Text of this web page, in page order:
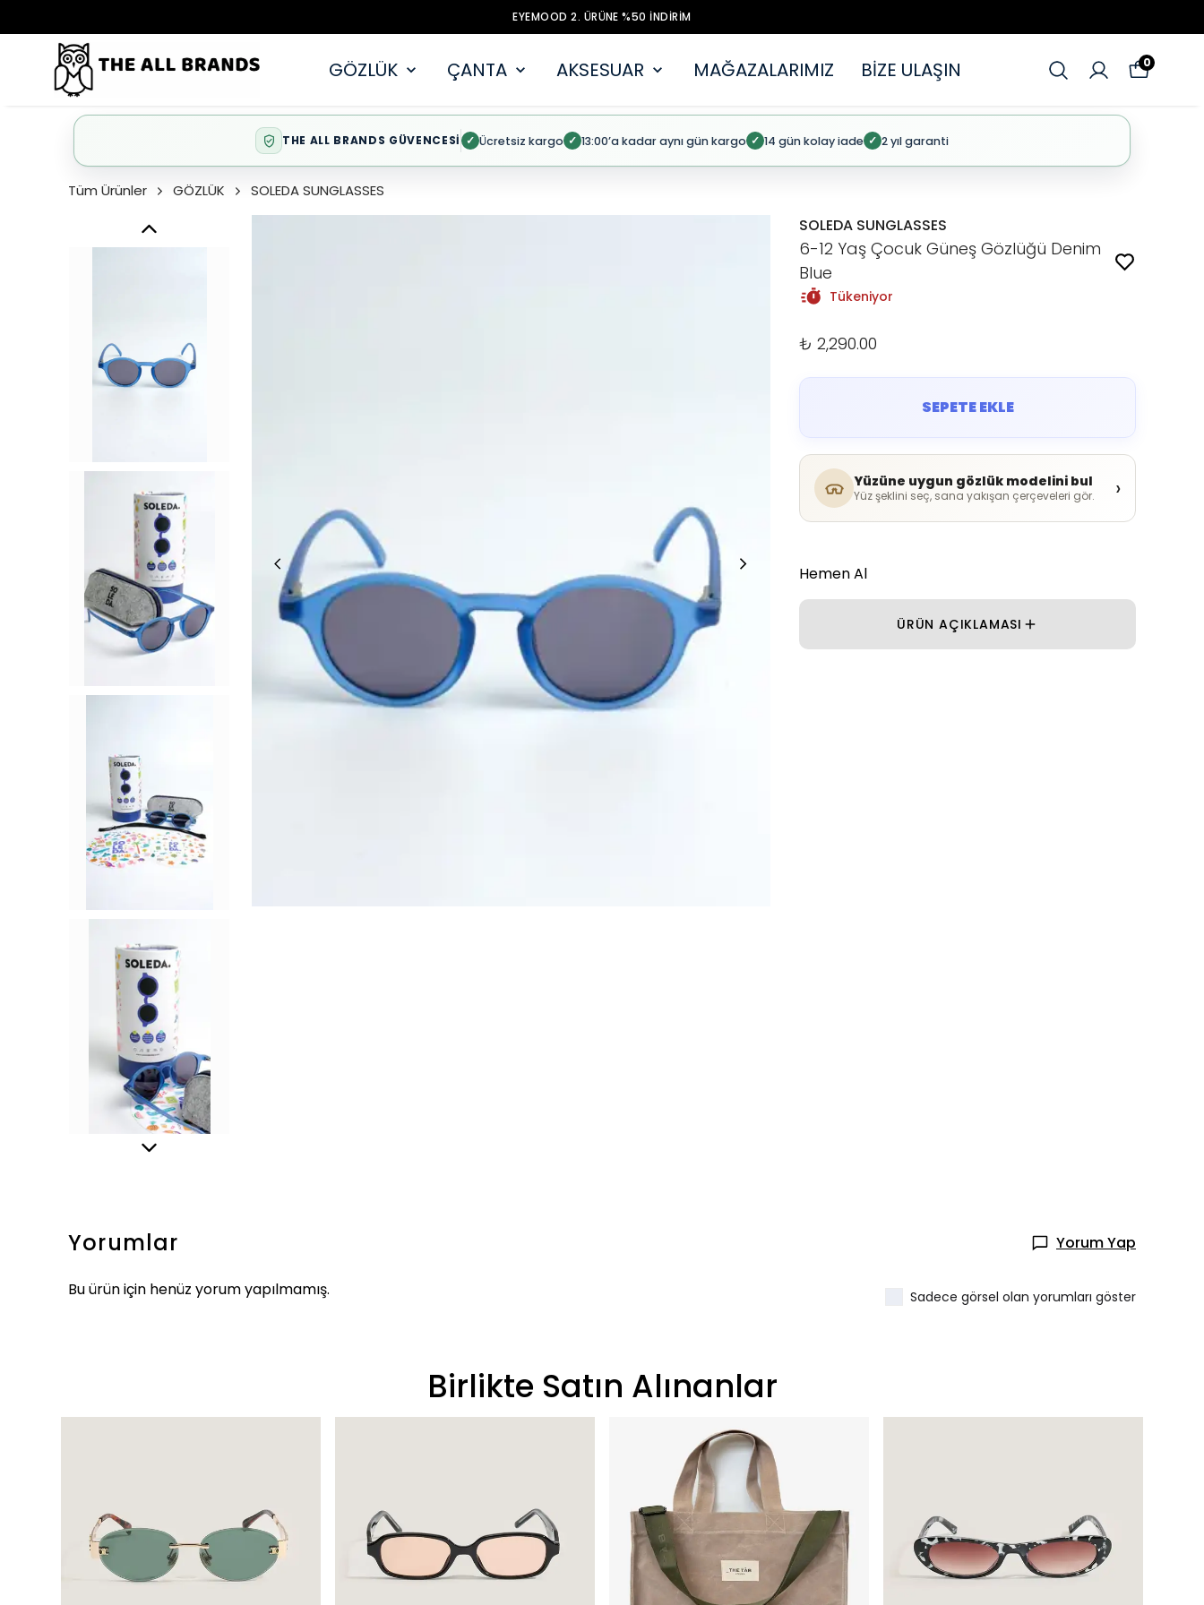
EYEMOOD 2. ÜRÜNE %50 İNDİRİM
GÖZLÜK ÇANTA AKSESUAR MAĞAZALARIMIZ BİZE ULAŞIN 0
THE ALL BRANDS GÜVENCESİ ✓ Ücretsiz kargo ✓ 13:00’a kadar aynı gün kargo ✓ 14 gün kolay iade ✓ 2 yıl garanti
Tüm Ürünler GÖZLÜK SOLEDA SUNGLASSES
SOLEDA SUNGLASSES
6-12 Yaş Çocuk Güneş Gözlüğü Denim
Blue
Tükeniyor
₺ 2,290.00
SEPETE EKLE
Yüzüne uygun gözlük modelini bul
Yüz şeklini seç, sana yakışan çerçeveleri gör. ›
Hemen Al
ÜRÜN AÇIKLAMASI
Yorumlar Yorum Yap
Bu ürün için henüz yorum yapılmamış. Sadece görsel olan yorumları göster
Birlikte Satın Alınanlar